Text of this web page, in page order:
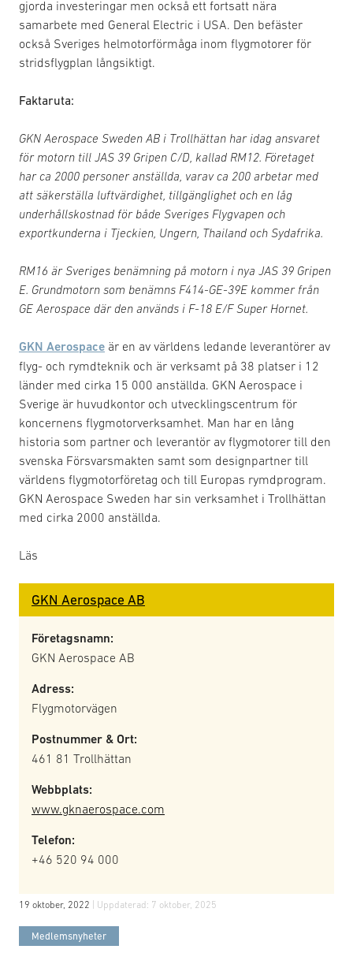
gjorda investeringar men också ett fortsatt nära
samarbete med General Electric i USA. Den befäster
också Sveriges helmotorförmåga inom flygmotorer för
stridsflygplan långsiktigt.
Faktaruta:
GKN Aerospace Sweden AB i Trollhättan har idag ansvaret
för motorn till JAS 39 Gripen C/D, kallad RM12. Företaget
har ca 2000 personer anställda, varav ca 200 arbetar med
att säkerställa luftvärdighet, tillgänglighet och en låg
underhållskostnad för både Sveriges Flygvapen och
exportkunderna i Tjeckien, Ungern, Thailand och Sydafrika.
RM16 är Sveriges benämning på motorn i nya JAS 39 Gripen
E. Grundmotorn som benämns F414-GE-39E kommer från
GE Aerospace där den används i F-18 E/F Super Hornet.
GKN Aerospace är en av världens ledande leverantörer av
flyg- och rymdteknik och är verksamt på 38 platser i 12
länder med cirka 15 000 anställda. GKN Aerospace i
Sverige är huvudkontor och utvecklingscentrum för
koncernens flygmotorverksamhet. Man har en lång
historia som partner och leverantör av flygmotorer till den
svenska Försvarsmakten samt som designpartner till
världens flygmotorföretag och till Europas rymdprogram.
GKN Aerospace Sweden har sin verksamhet i Trollhättan
med cirka 2000 anställda.
Läs
GKN Aerospace AB
Företagsnamn:
GKN Aerospace AB
Adress:
Flygmotorvägen
Postnummer & Ort:
461 81 Trollhättan
Webbplats:
www.gknaerospace.com
Telefon:
+46 520 94 000
19 oktober, 2022 | Uppdaterad: 7 oktober, 2025
Medlemsnyheter